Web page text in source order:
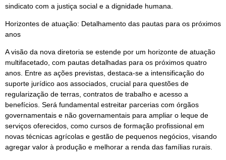
sindicato com a justiça social e a dignidade humana.
Horizontes de atuação: Detalhamento das pautas para os próximos
anos
A visão da nova diretoria se estende por um horizonte de atuação
multifacetado, com pautas detalhadas para os próximos quatro
anos. Entre as ações previstas, destaca-se a intensificação do
suporte jurídico aos associados, crucial para questões de
regularização de terras, contratos de trabalho e acesso a
benefícios. Será fundamental estreitar parcerias com órgãos
governamentais e não governamentais para ampliar o leque de
serviços oferecidos, como cursos de formação profissional em
novas técnicas agrícolas e gestão de pequenos negócios, visando
agregar valor à produção e melhorar a renda das famílias rurais.